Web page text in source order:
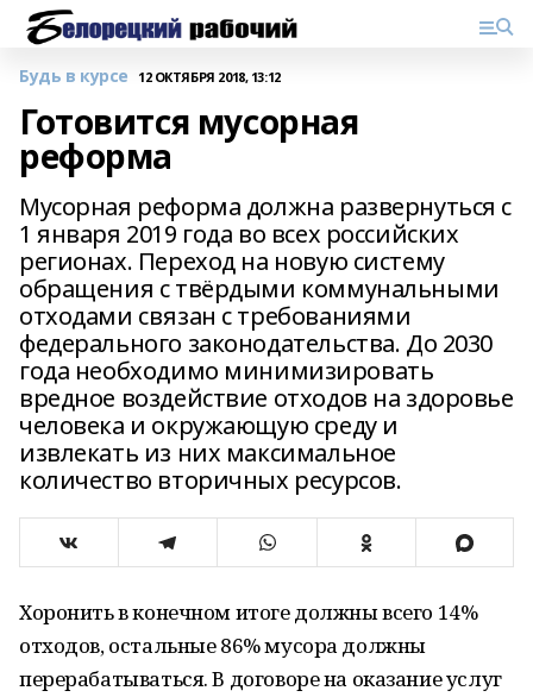
Будь в курсе 12 ОКТЯБРЯ 2018, 13:12
Готовится мусорная
реформа
Мусорная реформа должна развернуться с
1 января 2019 года во всех российских
регионах. Переход на новую систему
обращения с твёрдыми коммунальными
отходами связан с требованиями
федерального законодательства. До 2030
года необходимо минимизировать
вредное воздействие отходов на здоровье
человека и окружающую среду и
извлекать из них максимальное
количество вторичных ресурсов.
Хоронить в конечном итоге должны всего 14%
отходов, остальные 86% мусора должны
перерабатываться. В договоре на оказание услуг